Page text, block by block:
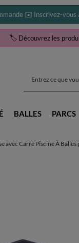
✉️ Inscrivez-vous
🏷️ Découvrez les
BALLES PARCS
avec Carré Piscine À